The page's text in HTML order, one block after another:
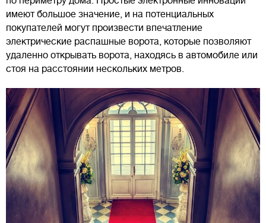
имеют большое значение, и на потенциальных
покупателей могут произвести впечатление
электрические распашные ворота, которые позволяют
удаленно открывать ворота, находясь в автомобиле или
стоя на расстоянии нескольких метров.